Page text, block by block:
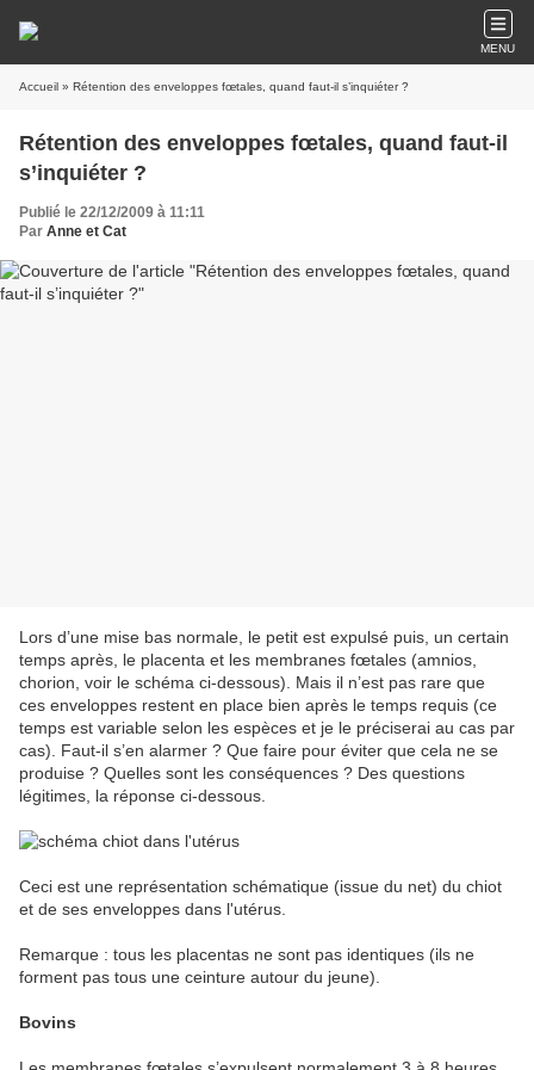
MENU
Accueil » Rétention des enveloppes fœtales, quand faut-il s’inquiéter ?
Rétention des enveloppes fœtales, quand faut-il
s’inquiéter ?
Publié le 22/12/2009 à 11:11
Par Anne et Cat
Lors d’une mise bas normale, le petit est expulsé puis, un certain
temps après, le placenta et les membranes fœtales (amnios,
chorion, voir le schéma ci-dessous). Mais il n’est pas rare que
ces enveloppes restent en place bien après le temps requis (ce
temps est variable selon les espèces et je le préciserai au cas par
cas). Faut-il s’en alarmer ? Que faire pour éviter que cela ne se
produise ? Quelles sont les conséquences ? Des questions
légitimes, la réponse ci-dessous.
Ceci est une représentation schématique (issue du net) du chiot
et de ses enveloppes dans l'utérus.
Remarque : tous les placentas ne sont pas identiques (ils ne
forment pas tous une ceinture autour du jeune).
Bovins